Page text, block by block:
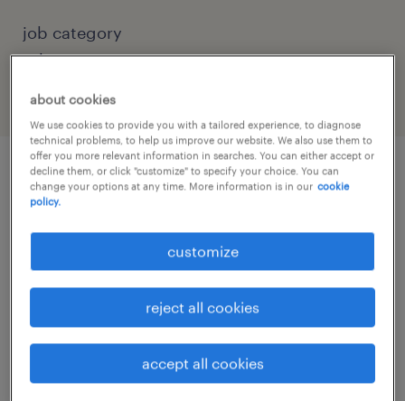
job category
other
job details
Ricerchiamo per azienda operante nel settore
chimico con sede a Ferrara:
Conduttore impianto Anidride Carbonica
Titolo di Studio: Diploma di Scuola
about cookies
We use cookies to provide you with a tailored experience, to diagnose
technical problems, to help us improve our website. We also use them to
offer you more relevant information in searches. You can either accept or
decline them, or click "customize" to specify your choice. You can
change your options at any time. More information is in our cookie
policy.
customize
reject all cookies
accept all cookies